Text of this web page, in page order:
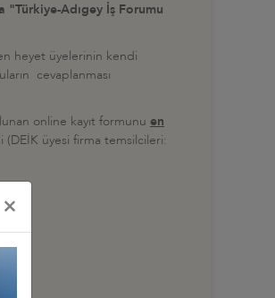
"Türkiye-Adıgey İş Forumu
heyet üyelerinin kendi
cevaplanması
online kayıt formunu en
(DEİK üyesi firma temsilcileri:
×